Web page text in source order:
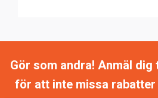
Gör som andra! Anmäl
för att inte missa rabatter